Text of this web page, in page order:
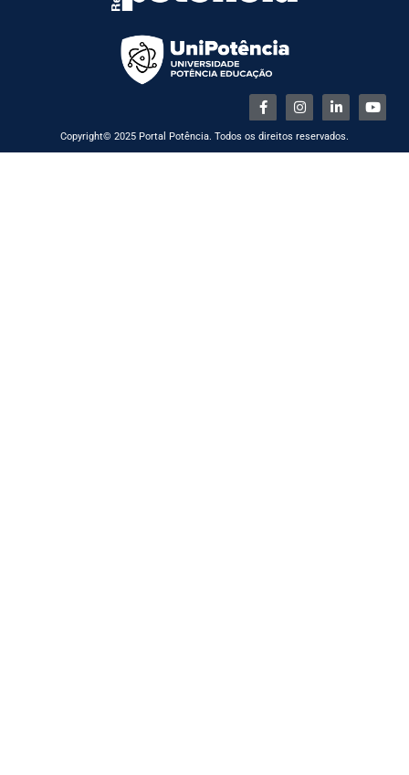
Copyright© 2025 Portal Potência. Todos os direitos reservados.